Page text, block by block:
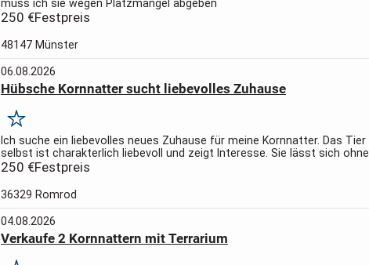
muss ich sie wegen Platzmangel abgeben
250 €Festpreis
48147 Münster
06.08.2026
Hübsche Kornnatter sucht liebevolles Zuhause
Merken
Ich suche ein liebevolles neues Zuhause für meine Kornnatter. Das Tier
selbst ist charakterlich liebevoll und zeigt Interesse. Sie lässt sich ohne
Probleme anfassen, ob Kind oder Fremder. Die ideale...
250 €Festpreis
36329 Romrod
04.08.2026
Verkaufe 2 Kornnattern mit Terrarium